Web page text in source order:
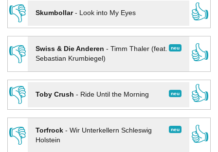
👎
Skumbollar- Look into My Eyes
👍
👎
neu
Swiss & Die Anderen - Timm Thaler (feat.
Sebastian Krumbiegel)
👍
👎
neu
Toby Crush - Ride Until the Morning
👍
👎
neu
Torfrock- Wir Unterkellern Schleswig
Holstein
👍